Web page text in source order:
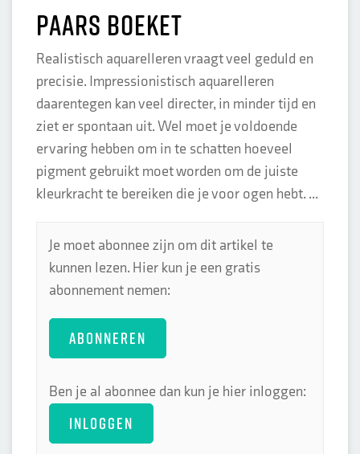
Paars boeket
Realistisch aquarelleren vraagt veel geduld en
precisie. Impressionistisch aquarelleren
daarentegen kan veel directer, in minder tijd en
ziet er spontaan uit. Wel moet je voldoende
ervaring hebben om in te schatten hoeveel
pigment gebruikt moet worden om de juiste
kleurkracht te bereiken die je voor ogen hebt. ...
Je moet abonnee zijn om dit artikel te
kunnen lezen. Hier kun je een gratis
abonnement nemen:
ABONNEREN
Ben je al abonnee dan kun je hier inloggen:
INLOGGEN